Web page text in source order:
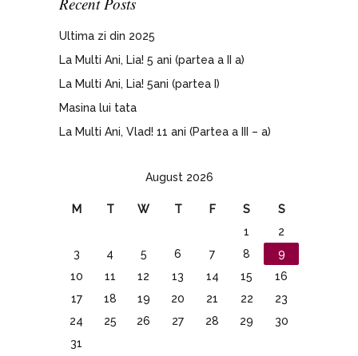
Ultima zi din 2025
La Multi Ani, Lia! 5 ani (partea a II a)
La Multi Ani, Lia! 5ani (partea I)
Masina lui tata
La Multi Ani, Vlad! 11 ani (Partea a III – a)
August 2026
M T W T F S
S
1
2
3
4 5 6 7 8
9
10
11 12 13 14 15
16
17
18 19 20 21 22
23
24
25 26 27 28 29
30
31